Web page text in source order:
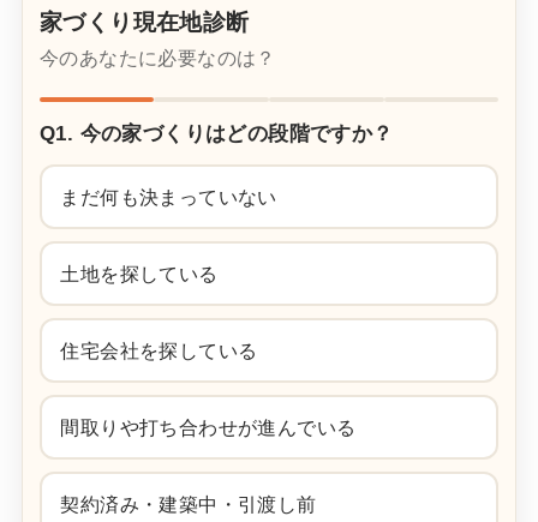
家づくり現在地診断
今のあなたに必要なのは？
Q1. 今の家づくりはどの段階ですか？
まだ何も決まっていない
土地を探している
住宅会社を探している
間取りや打ち合わせが進んでいる
契約済み・建築中・引渡し前